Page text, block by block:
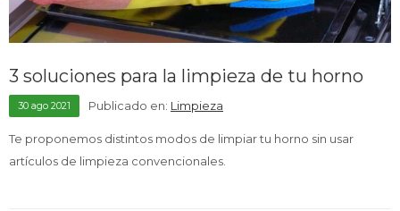
3 soluciones para la limpieza de tu horno
30 ago 2021 Publicado en: Limpieza
Te proponemos distintos modos de limpiar tu horno sin usar
artículos de limpieza convencionales.